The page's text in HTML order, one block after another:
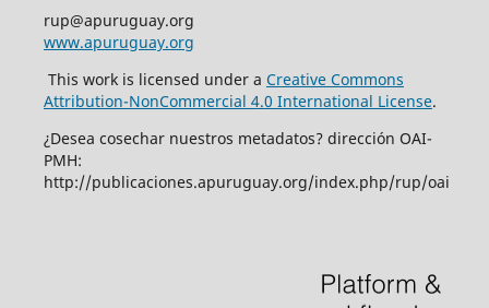
rup@apuruguay.org
www.apuruguay.org
This work is licensed under a Creative Commons
Attribution-NonCommercial 4.0 International License.
¿Desea cosechar nuestros metadatos? dirección OAI-
PMH:
http://publicaciones.apuruguay.org/index.php/rup/oai